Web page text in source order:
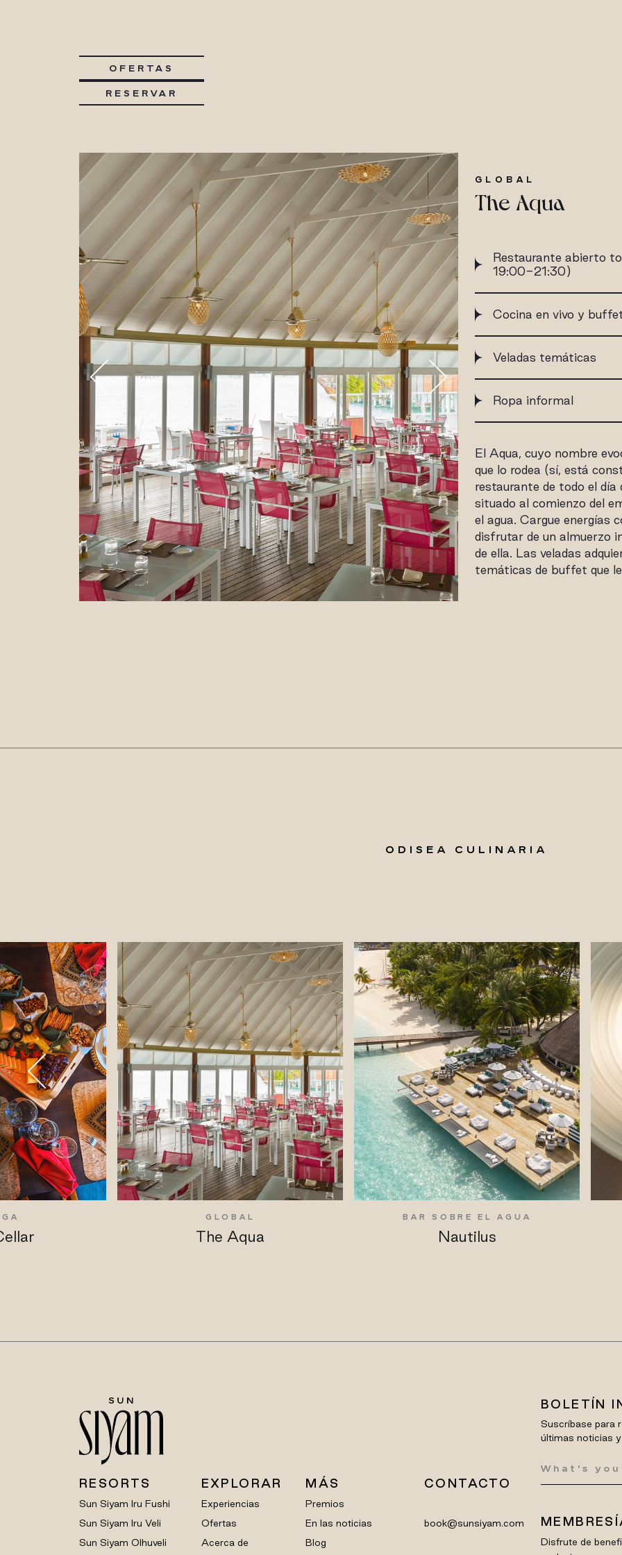
OFERTAS
RESERVAR
GLOBAL
The Aqua
Restaurante abierto
19:00-21:30)
Cocina en vivo y
Veladas temáticas
Ropa informal
El Aqua, cuyo nombre
que lo rodea (sí, está
restaurante de todo el
situado al comienzo del
el agua. Cargue energías
disfrutar de un almuerzo
de ella. Las veladas
temáticas de buffet que
ODISEA CULINARIA
GLOBAL
The Aqua
BAR SOBRE EL AGUA
Nautilus
RESORTS
Sun Siyam Iru Fushi
Sun Siyam Iru Veli
Sun Siyam Olhuveli
EXPLORAR
Experiencias
Ofertas
Acerca de
MÁS
Premios
En las noticias
Blog
CONTACTO
book@sunsiyam.com
BOLETÍN
Suscríbase para
últimas noticias
Disfrute de